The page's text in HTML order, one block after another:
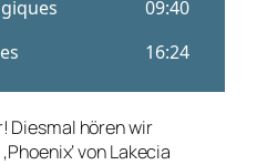
Diesmal hören wir
von Lakecia